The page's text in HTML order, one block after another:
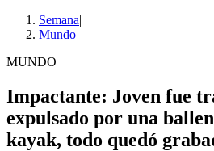
Semana|
Mundo
MUNDO
Impactante: Joven fue
expulsado por una
kayak, todo quedó